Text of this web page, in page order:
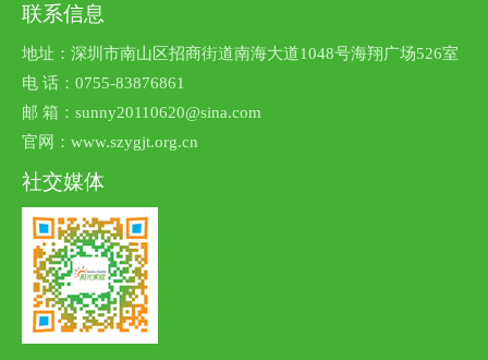
联系信息
地址：深圳市南山区招商街道南海大道1048号海翔广场526室
电 话：0755-83876861
邮 箱：sunny20110620@sina.com
官网：www.szygjt.org.cn
社交媒体